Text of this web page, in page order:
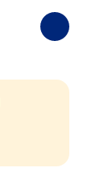
Photos
suivantes